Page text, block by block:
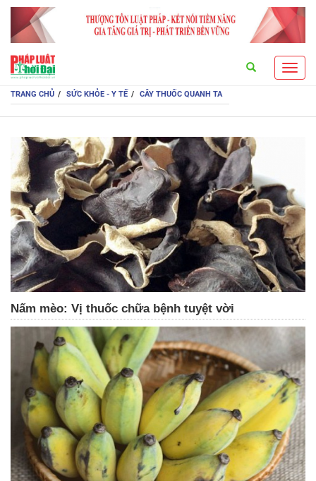
TRANG CHỦ SỨC KHỎE - Y TẾ CÂY THUỐC QUANH TA
Nấm mèo: Vị thuốc chữa bệnh tuyệt vời